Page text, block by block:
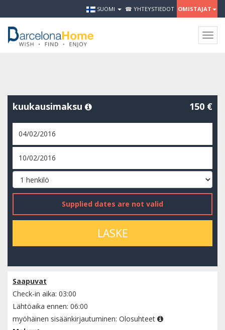
SUOMI ☎ YHTEYSTIEDOT OMISTAJAT
kuukausimaksu 150 €
Supplied dates are not valid
LASKE
Saapuvat
Check-in aika: 03:00
Lähtöaika ennen: 06:00
myöhäinen sisäänkirjautuminen: Olosuhteet